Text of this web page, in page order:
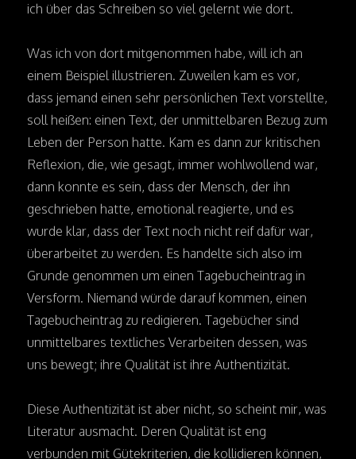
ich über das Schreiben so viel gelernt wie dort.
Was ich von dort mitgenommen habe, will ich an
einem Beispiel illustrieren. Zuweilen kam es vor,
dass jemand einen sehr persönlichen Text vorstellte,
soll heißen: einen Text, der unmittelbaren Bezug zum
Leben der Person hatte. Kam es dann zur kritischen
Reflexion, die, wie gesagt, immer wohlwollend war,
dann konnte es sein, dass der Mensch, der ihn
geschrieben hatte, emotional reagierte, und es
wurde klar, dass der Text noch nicht reif dafür war,
überarbeitet zu werden. Es handelte sich also im
Grunde genommen um einen Tagebucheintrag in
Versform. Niemand würde darauf kommen, einen
Tagebucheintrag zu redigieren. Tagebücher sind
unmittelbares textliches Verarbeiten dessen, was
uns bewegt; ihre Qualität ist ihre Authentizität.
Diese Authentizität ist aber nicht, so scheint mir, was
Literatur ausmacht. Deren Qualität ist eng
verbunden mit Gütekriterien, die kollidieren können,